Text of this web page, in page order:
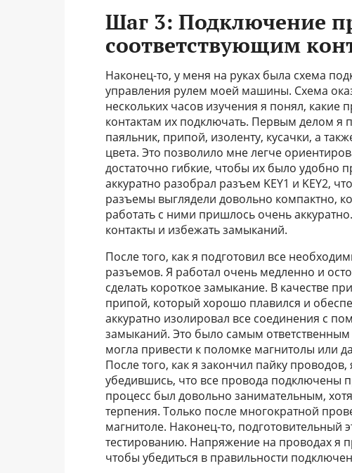
Шаг 3: Подключение
соответствующим
Наконец-то, у меня на руках была схема
управления рулем моей машины. Схема
нескольких часов изучения я понял,
контактам их подключать. Первым делом я
паяльник, припой, изоленту, кусачки, а
цвета. Это позволило мне легче
достаточно гибкие, чтобы их было удобно
аккуратно разобрал разъем KEY1 и KEY2,
разъемы выглядели довольно компактно,
работать с ними пришлось очень
контакты и избежать замыканий.
После того, как я подготовил все
разъемов. Я работал очень медленно и
сделать короткое замыкание. В качестве
припой, который хорошо плавился и
аккуратно изолировал все соединения с
замыканий. Это было самым
могла привести к поломке магнитолы или
После того, как я закончил пайку
убедившись, что все провода подключены
процесс был довольно занимательным,
терпения. Только после многократной
магнитоле. Наконец-то, подготовительный
тестированию. Напряжение на проводах я
чтобы убедиться в правильности